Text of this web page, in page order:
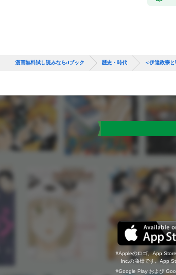
漫画無料試し読みならdブック 歴史・時代 ＜伊達政宗
Appleのロゴ、App
Inc.の商標です。App
Google Play および